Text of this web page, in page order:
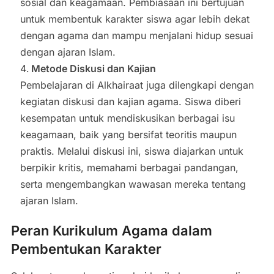
sosial dan keagamaan. Pembiasaan ini bertujuan
untuk membentuk karakter siswa agar lebih dekat
dengan agama dan mampu menjalani hidup sesuai
dengan ajaran Islam.
Metode Diskusi dan Kajian
Pembelajaran di Alkhairaat juga dilengkapi dengan
kegiatan diskusi dan kajian agama. Siswa diberi
kesempatan untuk mendiskusikan berbagai isu
keagamaan, baik yang bersifat teoritis maupun
praktis. Melalui diskusi ini, siswa diajarkan untuk
berpikir kritis, memahami berbagai pandangan,
serta mengembangkan wawasan mereka tentang
ajaran Islam.
Peran Kurikulum Agama dalam
Pembentukan Karakter